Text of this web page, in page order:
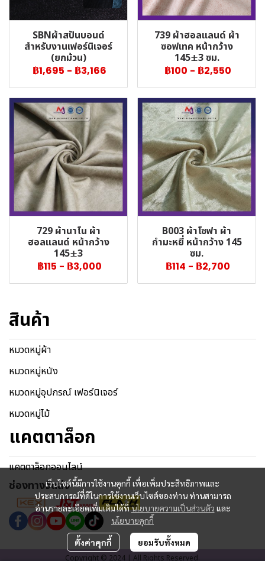
SBNผ้าสปันบอนด์
สำหรับงานเฟอร์นิเจอร์
(ยกม้วน)
฿1,695 - ฿3,166
739 ผ้าฮอลแลนด์ ผ้า
ซอฟเทค หน้ากว้าง
145±3 ซม.
฿100 - ฿2,550
729 ผ้านาโน ผ้า
ฮอลแลนด์ หน้ากว้าง
145±3
฿115 - ฿3,000
B003 ผ้าโซฟา ผ้า
กำมะหยี่ หน้ากว้าง 145
ซม.
฿114 - ฿2,700
เว็บไซต์นี้มีการใช้งานคุกกี้ เพื่อเพิ่มประสิทธิภาพและ
ประสบการณ์ที่ดีในการใช้งานเว็บไซต์ของท่าน ท่านสามารถ
อ่านรายละเอียดเพิ่มเติมได้ที่นโยบายความเป็นส่วนตัว และ
นโยบายคุกกี้
ตั้งค่าคุกกี้ ยอมรับทั้งหมด
สินค้า
หมวดหมู่ผ้า
หมวดหมู่หนัง
หมวดหมู่อุปกรณ์ เฟอร์นิเจอร์
หมวดหมู่ไม้
แคตตาล็อก
แคตตาล็อกออนไลน์
ช่องทางจัดส่ง
Copyright © 2024 | All Rights Reserved.